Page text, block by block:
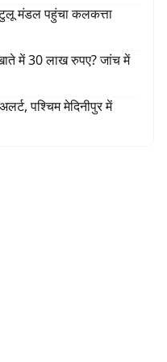
मंडल पहुंचा कलकत्ता
में 30 लाख रुपए? जांच में
पश्चिम मेदिनीपुर में